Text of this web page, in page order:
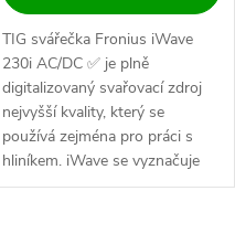
TIG svářečka Fronius iWave
230i AC/DC ✅ je plně
digitalizovaný svařovací zdroj
nejvyšší kvality, který se
používá zejména pro práci s
hliníkem. iWave se vyznačuje
robustní...